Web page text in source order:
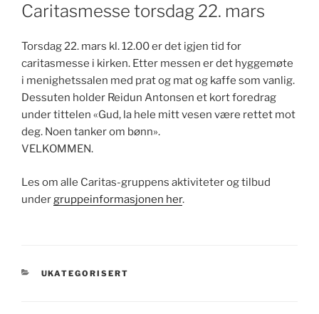
Caritasmesse torsdag 22. mars
Torsdag 22. mars kl. 12.00 er det igjen tid for
caritasmesse i kirken. Etter messen er det hyggemøte
i menighetssalen med prat og mat og kaffe som vanlig.
Dessuten holder Reidun Antonsen et kort foredrag
under tittelen «Gud, la hele mitt vesen være rettet mot
deg. Noen tanker om bønn».
VELKOMMEN.
Les om alle Caritas-gruppens aktiviteter og tilbud
undergruppeinformasjonen her.
KATEGORIER
UKATEGORISERT